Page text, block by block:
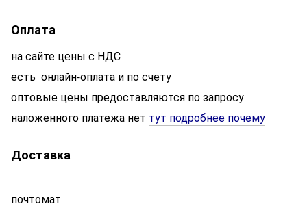
Оплата
на сайте цены с НДС
есть онлайн-оплата и по счету
оптовые цены предоставляются по запросу
наложенного платежа нет тут подробнее почему
Доставка
почтомат